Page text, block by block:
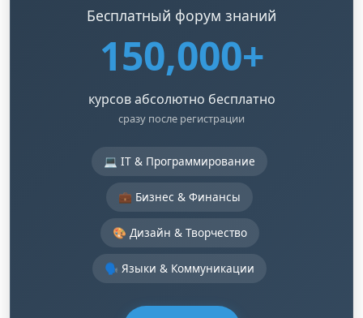
Бесплатный форум знаний
150,000+
курсов абсолютно бесплатно
сразу после регистрации
💻 IT & Программирование
💼 Бизнес & Финансы
🎨 Дизайн & Творчество
🗣️ Языки & Коммуникации